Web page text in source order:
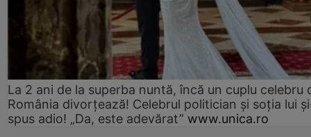
La 2 ani de la superba nuntă, încă un cuplu celebru
România divorțează! Celebrul politician și soția lui
spus adio! „Da, este adevărat” www.unica.ro